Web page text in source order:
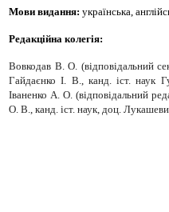
Мови видання: українська,
Редакційна колегія:
Вовкодав В. О. (відповідальний
Гайдаєнко І. В., канд. іст. наук
Іваненко А. О. (відповідальний
О. В., канд. іст. наук, доц.